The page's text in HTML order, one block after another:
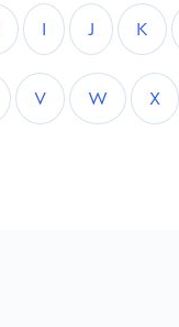
I J K
V W X